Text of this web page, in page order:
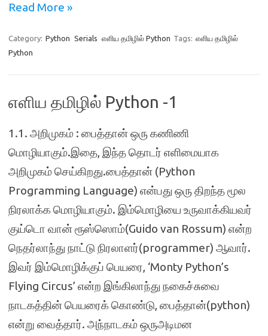
Read More »
Category: Python Serials எளிய தமிழில் Python Tags: எளிய தமிழில்
Python
எளிய தமிழில் Python -1
1.1. அறிமுகம் : பைத்தான் ஒரு கணிணி
மொழியாகும்.இதை, இந்த தொடர் எளிமையாக
அறிமுகம் செய்கிறது.பைத்தான் (Python
Programming Language) என்பது ஒரு திறந்த மூல
நிரலாக்க மொழியாகும். இம்மொழியை உருவாக்கியவர்
குய்டொ வான் ரூஸ்ஸொம்(Guido van Rossum) என்ற
நெதர்லாந்து நாட்டு நிரலாளர்(programmer) ஆவார்.
இவர் இம்மொழிக்குப் பெயரை, ‘Monty Python’s
Flying Circus’ என்ற இங்கிலாந்து நகைச்சுவை
நாடகத்தின் பெயரைக் கொண்டு, பைத்தான்(python)
என்று வைத்தார். அந்நாடகம் ஒருஅடிமன